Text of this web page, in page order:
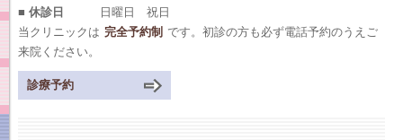
■ 休診日
日曜日 祝日
当クリニックは 完全予約制 です。初診の方も必ず電話予約のうえご
来院ください。
診療予約